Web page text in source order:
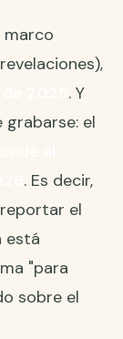
marco
. Y
el
. Es decir,
el
está
"para
sobre el